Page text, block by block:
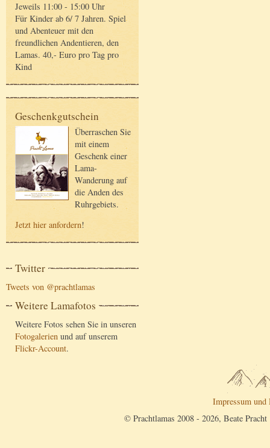
Jeweils 11:00 - 15:00 Uhr
Für Kinder ab 6/ 7 Jahren. Spiel
und Abenteuer mit den
freundlichen Andentieren, den
Lamas. 40,- Euro pro Tag pro
Kind
Geschenkgutschein
Überraschen Sie
mit einem
Geschenk einer
Lama-
Wanderung auf
die Anden des
Ruhrgebiets.
Jetzt hier anfordern!
Twitter
Tweets von @prachtlamas
Weitere Lamafotos
Weitere Fotos sehen Sie in unseren
Fotogalerien und auf unserem
Flickr-Account.
Impressum und
© Prachtlamas 2008 - 2026, Beate Pracht